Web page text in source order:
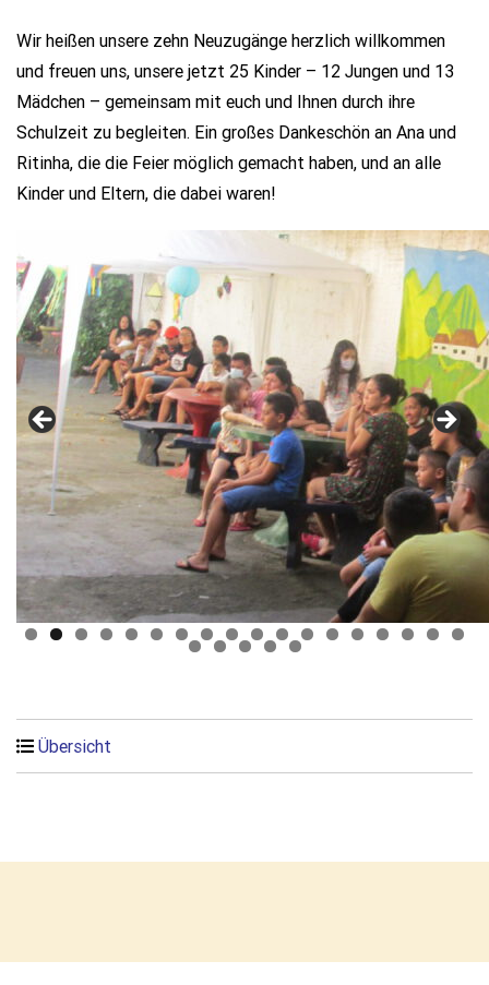
Wir heißen unsere zehn Neuzugänge herzlich willkommen
und freuen uns, unsere jetzt 25 Kinder – 12 Jungen und 13
Mädchen – gemeinsam mit euch und Ihnen durch ihre
Schulzeit zu begleiten. Ein großes Dankeschön an Ana und
Ritinha, die die Feier möglich gemacht haben, und an alle
Kinder und Eltern, die dabei waren!
Übersicht